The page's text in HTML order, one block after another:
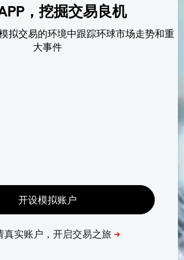
，挖掘交易良机
拟交易的环境中跟踪环球市场走势和重
大事件